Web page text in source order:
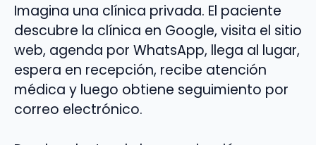
Imagina una clínica privada. El paciente
descubre la clínica en Google, visita el sitio
web, agenda por WhatsApp, llega al lugar,
espera en recepción, recibe atención
médica y luego obtiene seguimiento por
correo electrónico.